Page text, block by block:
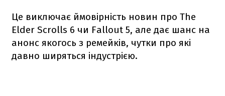
Це виключає ймовірність новин про The
Elder Scrolls 6 чи Fallout 5, але дає шанс на
анонс якогось з ремейків, чутки про які
давно ширяться індустрією.